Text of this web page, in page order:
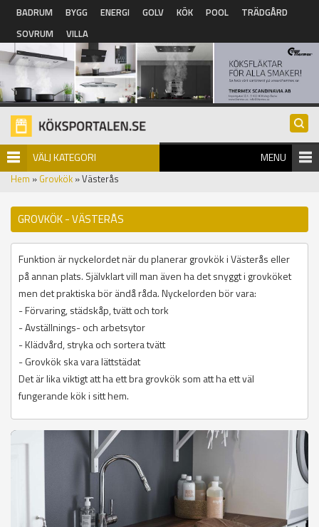
Hoppa till huvudinnehåll
BADRUM BYGG ENERGI GOLV KÖK POOL
TRÄDGÅRD
SOVRUM
VILLA
VÄLJ KATEGORI MENU
Hem » Grovkök » Västerås
GROVKÖK - VÄSTERÅS
Funktion är nyckelordet när du planerar grovkök i Västerås eller
på annan plats. Självklart vill man även ha det snyggt i grovköket
men det praktiska bör ändå råda. Nyckelorden bör vara:
- Förvaring, städskåp, tvätt och tork
- Avställnings- och arbetsytor
- Klädvård, stryka och sortera tvätt
- Grovkök ska vara lättstädat
Det är lika viktigt att ha ett bra grovkök som att ha ett väl
fungerande kök i sitt hem.